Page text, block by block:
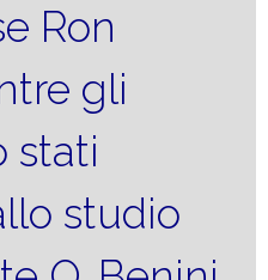
Ron
gli
stati
studio